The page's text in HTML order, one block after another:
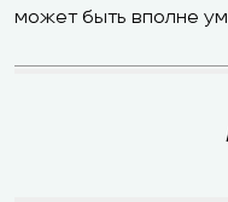
может быть вполне